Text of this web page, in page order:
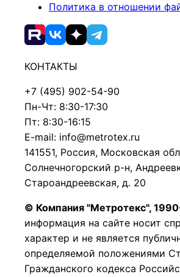
Политика в отношении
КОНТАКТЫ
+7 (495) 902-54-90
Пн-Чт: 8:30-17:30
Пт: 8:30-16:15
E-mail: info@metrotex.ru
141551, Россия, Московская
Солнечногорский р-н,
Староандреевская, д. 20
© Компания "Метротекс",
информация на сайте носит
характер и не является
определяемой положениями
Гражданского кодекса